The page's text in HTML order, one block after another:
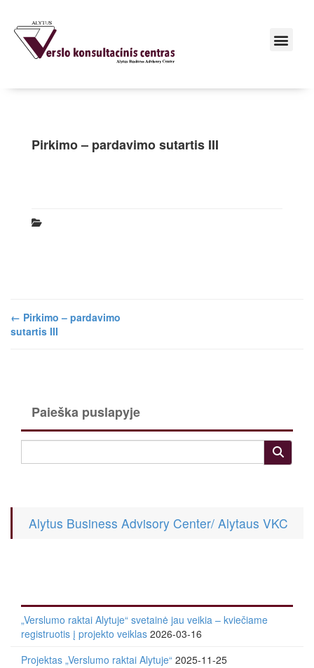
Pirkimo – pardavimo sutartis III
← Pirkimo – pardavimo
sutartis III
Paieška puslapyje
Alytus Business Advisory Center/ Alytaus VKC
„Verslumo raktai Alytuje“ svetainė jau veikia – kviečiame
registruotis į projekto veiklas 2026-03-16
Projektas „Verslumo raktai Alytuje“ 2025-11-25